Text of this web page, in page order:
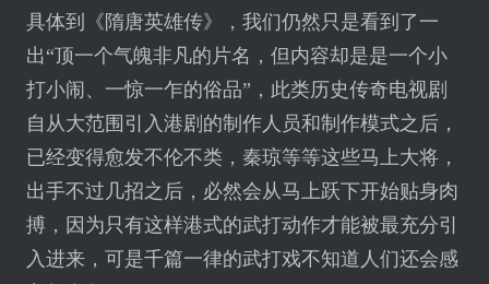
具体到《隋唐英雄传》，我们仍然只是看到了一
出“顶一个气魄非凡的片名，但内容却是是一个小
打小闹、一惊一乍的俗品”，此类历史传奇电视剧
自从大范围引入港剧的制作人员和制作模式之后，
已经变得愈发不伦不类，秦琼等等这些马上大将，
出手不过几招之后，必然会从马上跃下开始贴身肉
搏，因为只有这样港式的武打动作才能被最充分引
入进来，可是千篇一律的武打戏不知道人们还会感